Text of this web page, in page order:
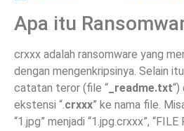
Apa itu
crxxx adalah ransomware yang
dengan mengenkripsinya. Selain
catatan teror (file “ _readme.txt
ekstensi “.crxxx” ke nama file.
“1.jpg” menjadi “1.jpg.crxxx”,